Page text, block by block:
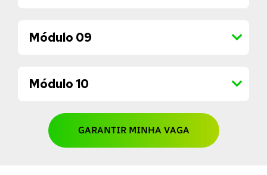
Módulo 09
Módulo 10
GARANTIR MINHA VAGA